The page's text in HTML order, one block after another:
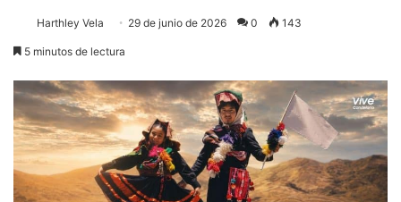
Harthley Vela 29 de junio de 2026 0 143
5 minutos de lectura